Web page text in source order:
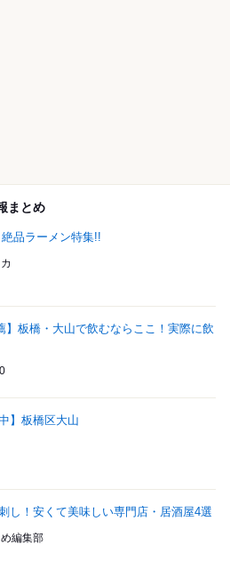
まとめ
品ラーメン特集!!
】板橋・大山で飲むならここ！実際に飲
】板橋区大山
し！安くて美味しい専門店・居酒屋4選
編集部